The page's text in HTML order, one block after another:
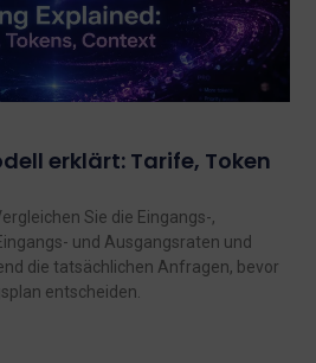
erklärt: Tarife, Token
Sie die Eingangs-,
und Ausgangsraten und
die tatsächlichen Anfragen, bevor
entscheiden.